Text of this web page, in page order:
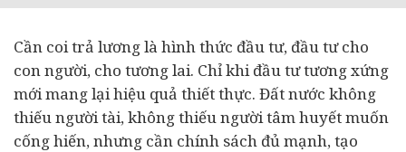
Cần coi trả lương là hình thức đầu tư, đầu tư cho
con người, cho tương lai. Chỉ khi đầu tư tương xứng
mới mang lại hiệu quả thiết thực. Đất nước không
thiếu người tài, không thiếu người tâm huyết muốn
cống hiến, nhưng cần chính sách đủ mạnh, tạo